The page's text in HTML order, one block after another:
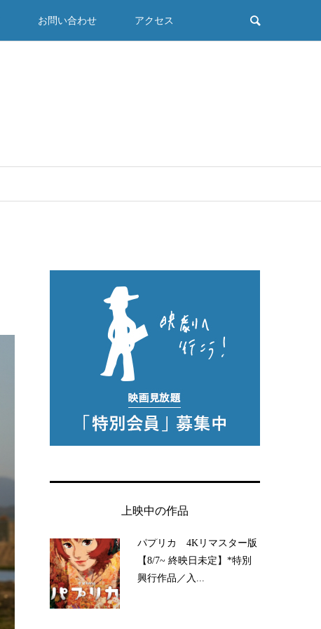
お問い合わせ アクセス
上映中の作品
パプリカ 4Kリマスター版
【8/7~ 終映日未定】*特別
興行作品／入...